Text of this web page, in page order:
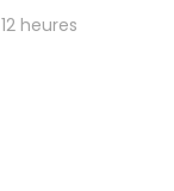
heures